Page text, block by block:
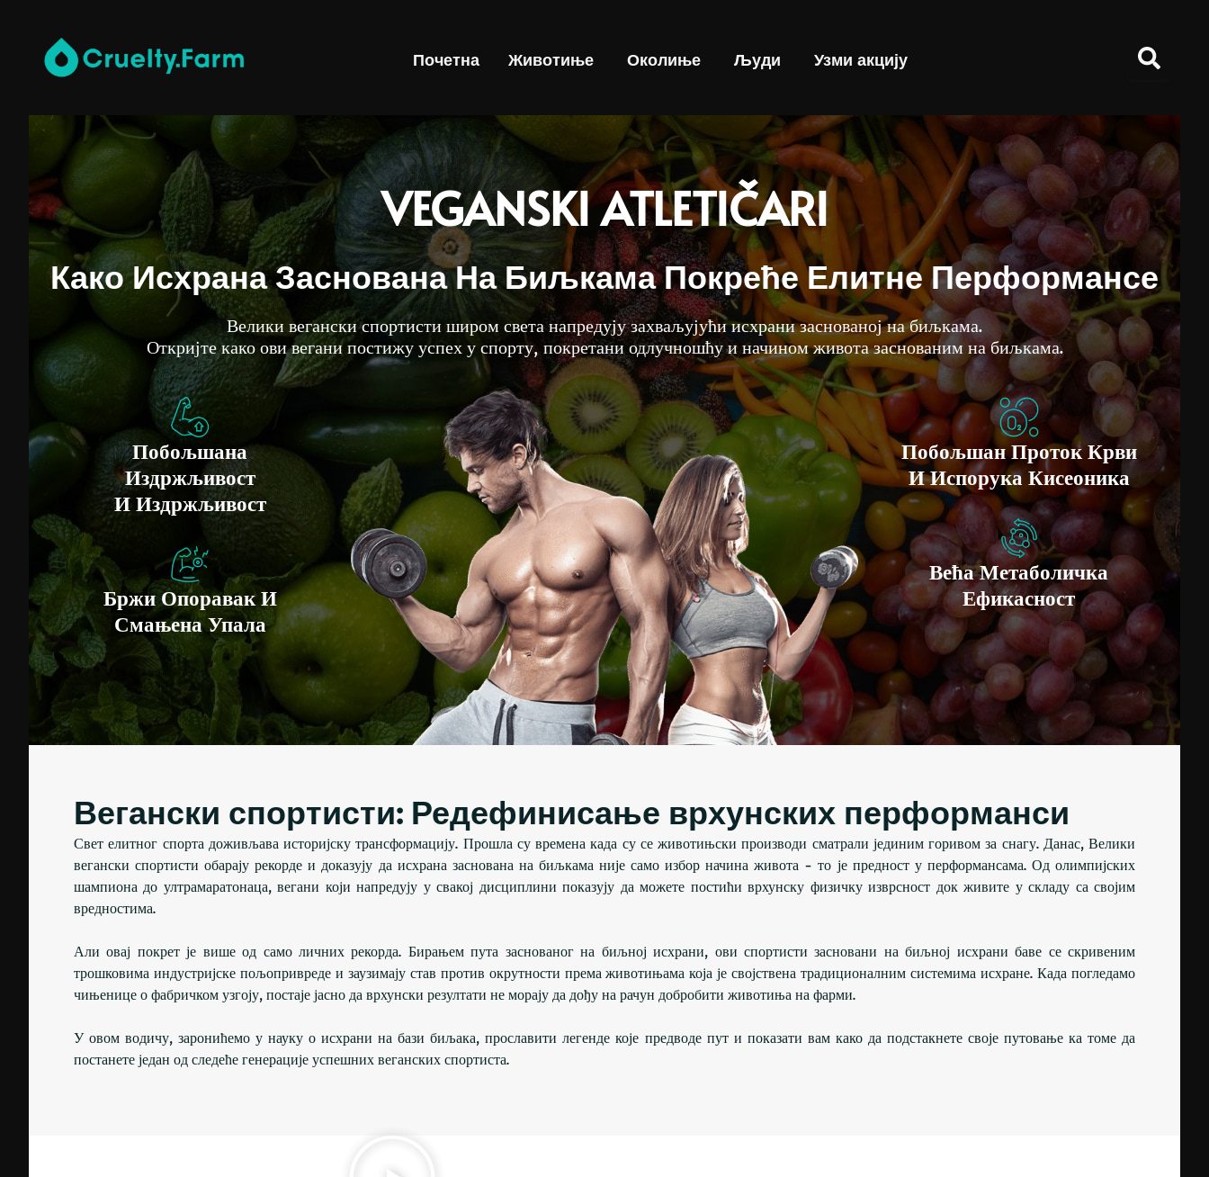
Почетна Животиње Околиње Људи Узми акцију
VEGANSKI ATLETIČARI
Како Исхрана Заснована На Биљкама Покреће Елитне Перформансе
Велики вегански спортисти широм света напредују захваљујући исхрани заснованој на биљкама.
Откријте како ови вегани постижу успех у спорту, покретани одлучношћу и начином живота заснованим на биљкама.
Побољшана
Издржљивост
И Издржљивост
Бржи Опоравак И
Смањена Упала
Побољшан Проток Крви
И Испорука Кисеоника
Већа Метаболичка
Ефикасност
Вегански спортисти: Редефинисање врхунских перформанси
Свет елитног спорта доживљава историјску трансформацију. Прошла су времена када су се животињски производи сматрали јединим горивом за снагу. Данас, Велики
вегански спортисти обарају рекорде и доказују да исхрана заснована на биљкама није само избор начина живота - то је предност у перформансама. Од олимпијских
шампиона до ултрамаратонаца, вегани који напредују у свакој дисциплини показују да можете постићи врхунску физичку изврсност док живите у складу са својим
вредностима.
Али овај покрет је више од само личних рекорда. Бирањем пута заснованог на биљној исхрани, ови спортисти засновани на биљној исхрани баве се скривеним
трошковима индустријске пољопривреде и заузимају став против окрутности према животињама која је својствена традиционалним системима исхране. Када погледамо
чињенице о фабричком узгоју, постаје јасно да врхунски резултати не морају да дођу на рачун добробити животиња на фарми.
У овом водичу, заронићемо у науку о исхрани на бази биљака, прославити легенде које предводе пут и показати вам како да подстакнете своје путовање ка томе да
постанете један од следеће генерације успешних веганских спортиста.